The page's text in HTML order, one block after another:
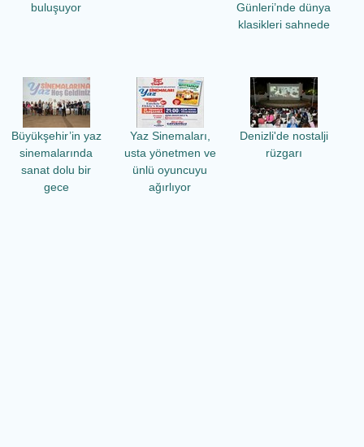
buluşuyor
Günleri’nde dünya
klasikleri sahnede
Büyükşehir’in yaz
sinemalarında
sanat dolu bir
gece
Yaz Sinemaları,
usta yönetmen ve
ünlü oyuncuyu
ağırlıyor
Denizli'de nostalji
rüzgarı